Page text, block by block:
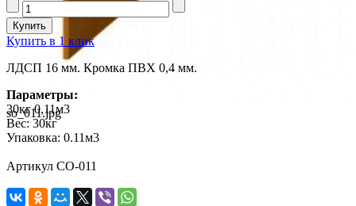
so_011.jpg
Купить в 1 клик
ЛДСП 16 мм. Кромка ПВХ 0,4 мм.
Параметры:
30кг 0,11м3
Вес: 30кг
Упаковка: 0.11м3
Артикул СО-011